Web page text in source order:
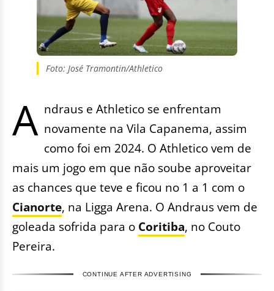
Foto: José Tramontin/Athletico
A ndraus e Athletico se enfrentam
novamente na Vila Capanema, assim
como foi em 2024. O Athletico vem de
mais um jogo em que não soube aproveitar
as chances que teve e ficou no 1 a 1 com o
Cianorte, na Ligga Arena. O Andraus vem de
goleada sofrida para o Coritiba, no Couto
Pereira.
CONTINUE AFTER ADVERTISING